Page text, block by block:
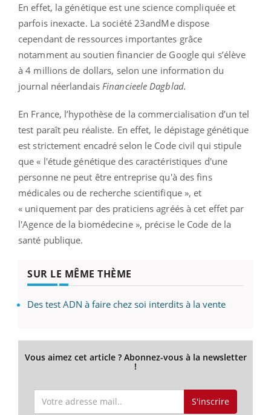
En effet, la génétique est une science compliquée et
parfois inexacte. La société 23andMe dispose
cependant de ressources importantes grâce
notamment au soutien financier de Google qui s’élève
à 4 millions de dollars, selon une information du
journal néerlandais Financieele Dagblad.
En France, l’hypothèse de la commercialisation d’un tel
test paraît peu réaliste. En effet, le dépistage génétique
est strictement encadré selon le Code civil qui stipule
que « l'étude génétique des caractéristiques d'une
personne ne peut être entreprise qu'à des fins
médicales ou de recherche scientifique », et
« uniquement par des praticiens agréés à cet effet par
l'Agence de la biomédecine », précise le Code de la
santé publique.
SUR LE MÊME THÈME
Des test ADN à faire chez soi interdits à la vente
Vous aimez cet article ? Abonnez-vous à la newsletter
!
S'inscrire